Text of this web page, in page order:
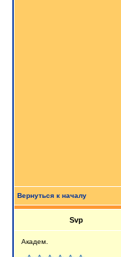
Вернуться к началу
Svp
Академ.